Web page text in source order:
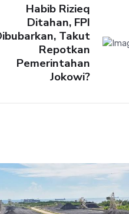
Habib Rizieq
Ditahan, FPI
Takut
Repotkan
Pemerintahan
Jokowi?